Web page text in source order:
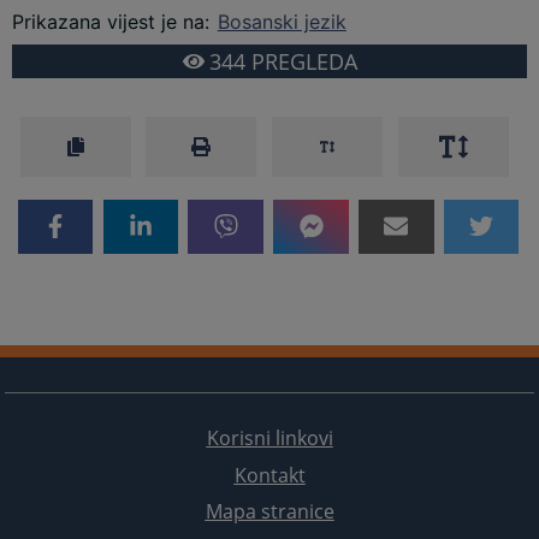
Prikazana vijest je na: Bosanski jezik
344PREGLEDA
Korisni linkovi
Kontakt
Mapa stranice